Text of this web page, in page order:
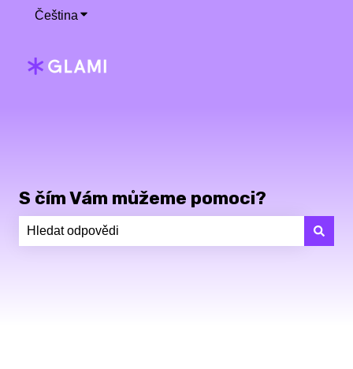
Čeština Zobrazit podnabídku pro překlady
S čím Vám můžeme pomoci?